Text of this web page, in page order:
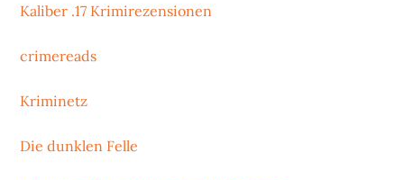
Kaliber .17 Krimirezensionen
crimereads
Kriminetz
Die dunklen Felle